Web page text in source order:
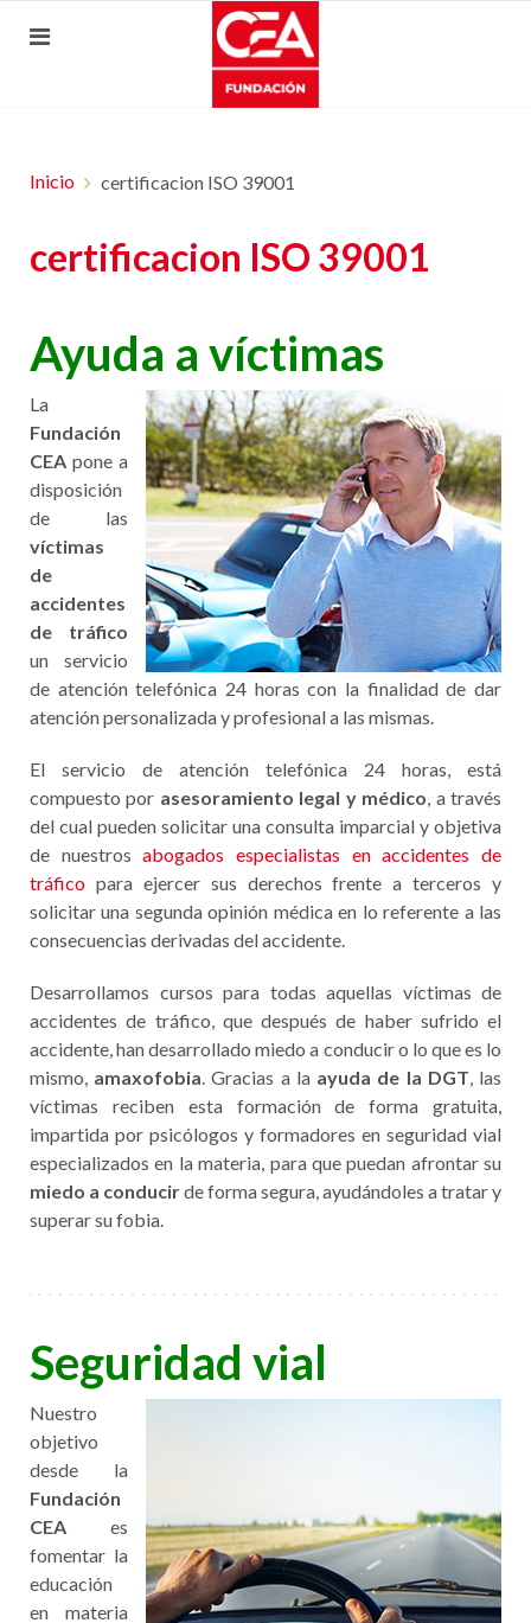
Inicio certificacion ISO 39001
certificacion ISO 39001
Ayuda a víctimas
La
Fundación
CEA pone a
disposición
de las
víctimas
de
accidentes
de tráfico
un servicio
de atención telefónica 24 horas con la finalidad de dar
atención personalizada y profesional a las mismas.
El servicio de atención telefónica 24 horas, está
compuesto por asesoramiento legal y médico, a través
del cual pueden solicitar una consulta imparcial y objetiva
de nuestrosabogados especialistas en accidentes de
tráfico para ejercer sus derechos frente a terceros y
solicitar una segunda opinión médica en lo referente a las
consecuencias derivadas del accidente.
Desarrollamos cursos para todas aquellas víctimas de
accidentes de tráfico, que después de haber sufrido el
accidente, han desarrollado miedo a conducir o lo que es lo
mismo, amaxofobia. Gracias a la ayuda de la DGT, las
víctimas reciben esta formación de forma gratuita,
impartida por psicólogos y formadores en seguridad vial
especializados en la materia, para que puedan afrontar su
miedo a conducirde forma segura, ayudándoles a tratar y
superar su fobia.
Seguridad vial
Nuestro
objetivo
desde la
Fundación
CEA es
fomentar la
educación
en materia